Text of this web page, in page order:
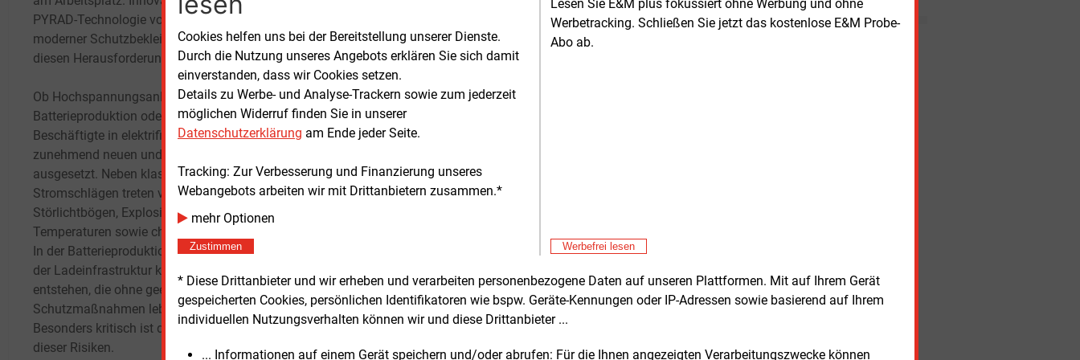
Cookies helfen uns bei der Bereitstellung unserer Dienste.
Durch die Nutzung unseres Angebots erklären Sie sich damit
einverstanden, dass wir Cookies setzen.
Details zu Werbe- und Analyse-Trackern sowie zum jederzeit
möglichen Widerruf finden Sie in unserer
Datenschutzerklärung am Ende jeder Seite.
Tracking: Zur Verbesserung und Finanzierung unseres
Webangebots arbeiten wir mit Drittanbietern zusammen.*
mehr Optionen
Zustimmen
Lesen Sie E&M plus fokussiert ohne Werbung und ohne
Werbetracking. Schließen Sie jetzt das kostenlose E&M Probe-
Abo ab.
Werbefrei lesen
* Diese Drittanbieter und wir erheben und verarbeiten personenbezogene Daten auf unseren Plattformen. Mit auf Ihrem Gerät
gespeicherten Cookies, persönlichen Identifikatoren wie bspw. Geräte-Kennungen oder IP-Adressen sowie basierend auf Ihrem
individuellen Nutzungsverhalten können wir und diese Drittanbieter ...
... Informationen auf einem Gerät speichern und/oder abrufen: Für die Ihnen angezeigten Verarbeitungszwecke können
PYRAD-Technologie von GORE-TEX sind Teil
moderner Schutzbekleidung und begegnen
diesen Herausforderungen.
Ob Hochspannungsanlagen,
Batterieproduktion oder Offshore-Windparks:
Beschäftigte in elektrifizierten Industrien sind
zunehmend neuen und komplexeren Gefahren
ausgesetzt. Neben klassischen Risiken wie
Stromschlägen treten verstärkt
Störlichtbögen, Explosionen, extreme
Temperaturen sowie chemische Gefahren auf.
In der Batterieproduktion oder beim Ausbau
der Ladeinfrastruktur können Energieniveaus
entstehen, die ohne geeignete
Schutzmaßnahmen lebensbedrohlich sind.
Besonders kritisch ist dabei die Kombination
dieser Risiken.
intelligenten Materialaufbau, der sich bei
extremer Hitzeeinwirkung durch eine
plötzliche Flamme oder einen
lebensgefährlichen Störlichtbögen in eine
stabile Verkohlungsschicht verwandelt.
Dadurch wird der Wärmefluss effektiv
reduziert und die Haut zuverlässig geschützt.
Die Marke GORE-TEX baut die innovative
Technologie kontinuierlich für
PYRAD Generation by GORE-TEX LABS mit
Störlichtbogenschutz-Technologie in
einlagiger Konstruktion. Schutzbekleidung mit
dieser Technologie ist bis zu 45 Prozent
leichter als vergleichbare PSAgS und ist
Komplexität erfordern neue
Strategien in der
FAHRZEUGE
Potsdam kündigt Liefervertrag für
Elektrobusse
Freitag, 7.08.2026, 15:59 Uhr BILANZ
Freitag, 7.08.2026, 15:56 Uhr STROMNETZ